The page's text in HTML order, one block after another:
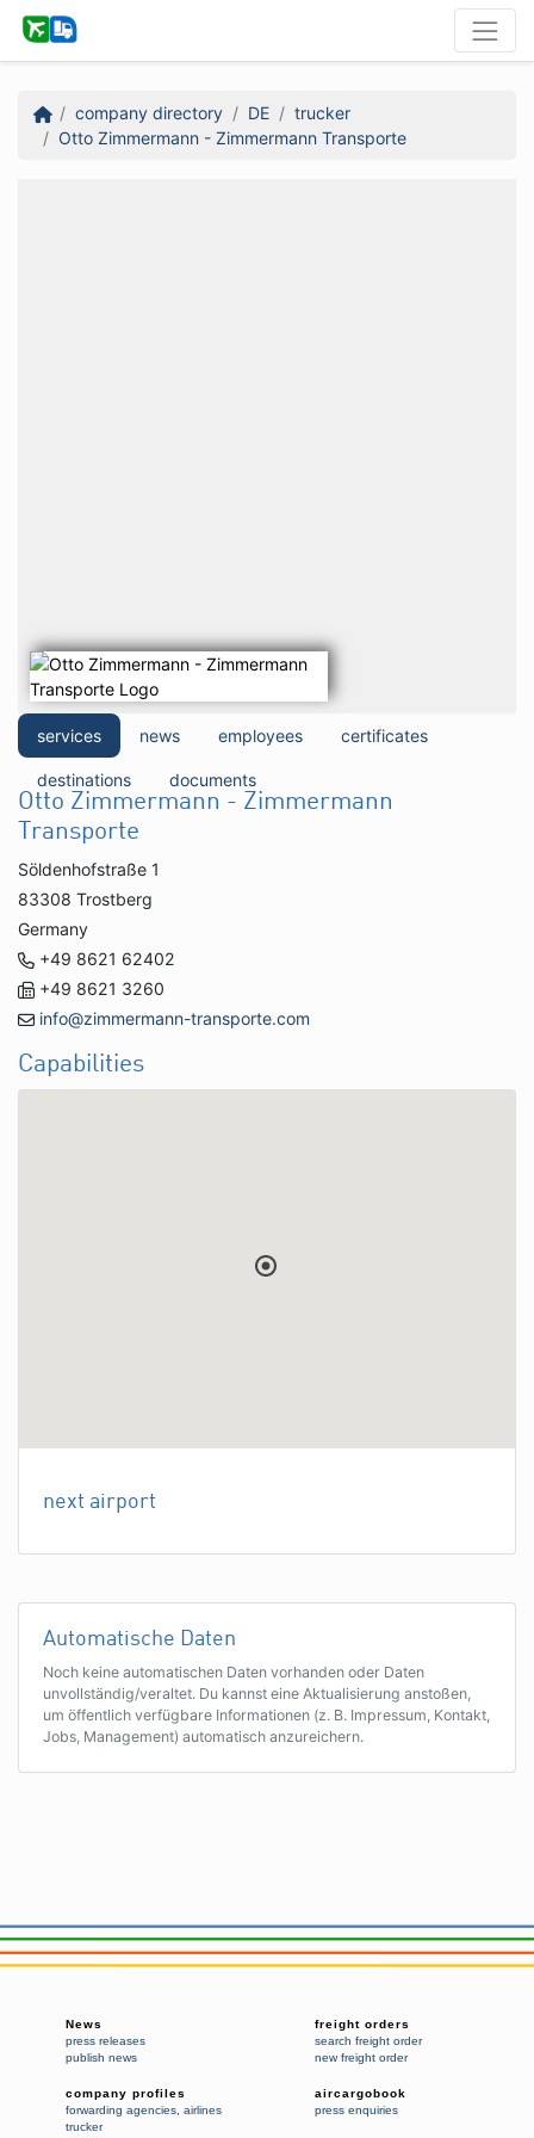
company directory DE
trucker
Otto Zimmermann - Zimmermann Transporte
services news employees certificates
destinations documents
Otto Zimmermann - Zimmermann
Transporte
Söldenhofstraße 1
83308 Trostberg
Germany
+49 8621 62402
+49 8621 3260
info@zimmermann-transporte.com
Capabilities
next airport
Automatische Daten
Noch keine automatischen Daten vorhanden oder Daten
unvollständig/veraltet. Du kannst eine Aktualisierung anstoßen,
um öffentlich verfügbare Informationen (z. B. Impressum, Kontakt,
Jobs, Management) automatisch anzureichern.
News
press releases
publish news
freight orders
search freight order
new freight order
company profiles
forwarding agencies airlines
trucker
aircargobook
press enquiries